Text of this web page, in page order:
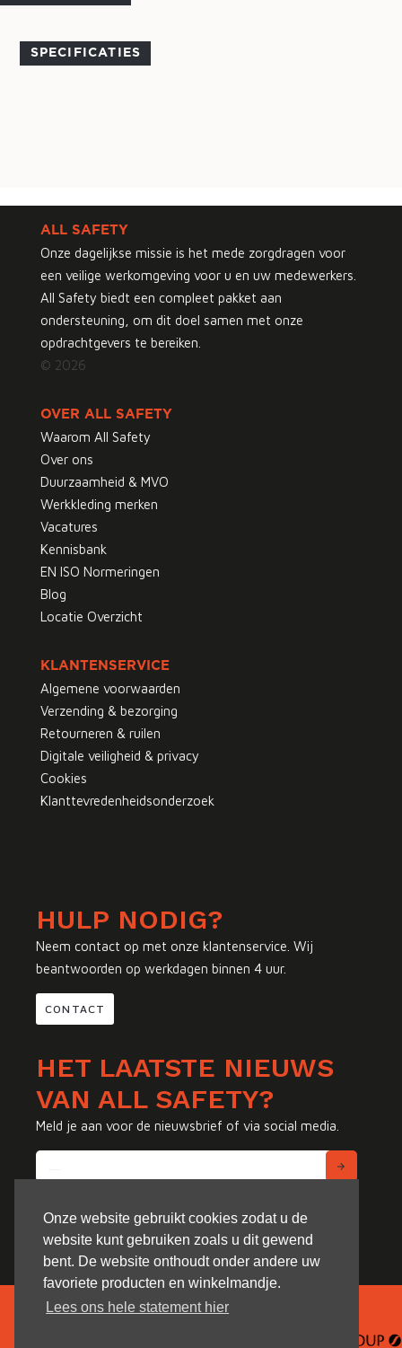
Onze website gebruikt cookies zodat u de
website kunt gebruiken zoals u dit gewend
bent. De website onthoudt onder andere uw
favoriete producten en winkelmandje.
Lees ons hele statement hier
SPECIFICATIES
ALL SAFETY
Onze dagelijkse missie is het mede zorgdragen voor
een veilige werkomgeving voor u en uw medewerkers.
All Safety biedt een compleet pakket aan
ondersteuning, om dit doel samen met onze
opdrachtgevers te bereiken.
© 2026
OVER ALL SAFETY
Waarom All Safety
Over ons
Duurzaamheid & MVO
Werkkleding merken
Vacatures
Kennisbank
EN ISO Normeringen
Blog
Locatie Overzicht
KLANTENSERVICE
Algemene voorwaarden
Verzending & bezorging
Retourneren & ruilen
Digitale veiligheid & privacy
Cookies
Klanttevredenheidsonderzoek
HULP NODIG?
Neem contact op met onze klantenservice. Wij
beantwoorden op werkdagen binnen 4 uur.
CONTACT
HET LAATSTE NIEUWS
VAN ALL SAFETY?
Meld je aan voor de nieuwsbrief of via social media.